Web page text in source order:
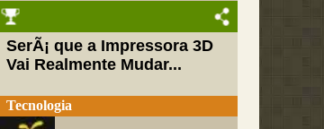
SerÃ¡ que a Impressora 3D
Vai Realmente Mudar...
Tecnologia